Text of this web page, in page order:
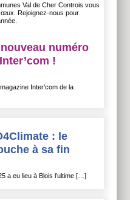
Val de Cher Controis vous
Rejoignez-nous pour
numéro
!
Inter’com de la
: le
à sa fin
a eu lieu à Blois l’ultime […]